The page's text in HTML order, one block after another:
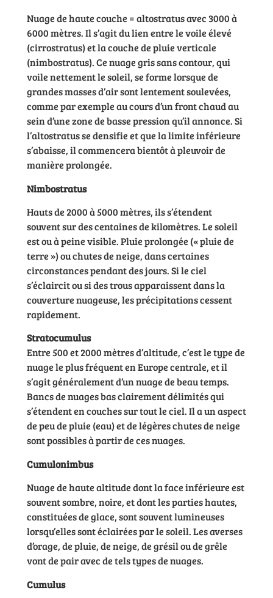
Nuage de haute couche = altostratus avec 3000 à
6000 mètres. Il s’agit du lien entre le voile élevé
(cirrostratus) et la couche de pluie verticale
(nimbostratus). Ce nuage gris sans contour, qui
voile nettement le soleil, se forme lorsque de
grandes masses d’air sont lentement soulevées,
comme par exemple au cours d’un front chaud au
sein d’une zone de basse pression qu’il annonce. Si
l’altostratus se densifie et que la limite inférieure
s’abaisse, il commencera bientôt à pleuvoir de
manière prolongée.
Nimbostratus
Hauts de 2000 à 5000 mètres, ils s’étendent
souvent sur des centaines de kilomètres. Le soleil
est ou à peine visible. Pluie prolongée (« pluie de
terre ») ou chutes de neige, dans certaines
circonstances pendant des jours. Si le ciel
s’éclaircit ou si des trous apparaissent dans la
couverture nuageuse, les précipitations cessent
rapidement.
Stratocumulus
Entre 500 et 2000 mètres d’altitude, c’est le type de
nuage le plus fréquent en Europe centrale, et il
s’agit généralement d’un nuage de beau temps.
Bancs de nuages bas clairement délimités qui
s’étendent en couches sur tout le ciel. Il a un aspect
de peu de pluie (eau) et de légères chutes de neige
sont possibles à partir de ces nuages.
Cumulonimbus
Nuage de haute altitude dont la face inférieure est
souvent sombre, noire, et dont les parties hautes,
constituées de glace, sont souvent lumineuses
lorsqu’elles sont éclairées par le soleil. Les averses
d’orage, de pluie, de neige, de grésil ou de grêle
vont de pair avec de tels types de nuages.
Cumulus